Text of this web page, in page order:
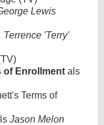
Lewis
Terrence 'Terry'
of Enrollment als
Terms of
Jason Melon